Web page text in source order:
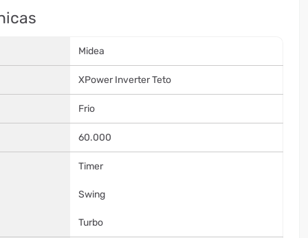
Midea
XPower Inverter Teto
Frio
60.000
Timer
Swing
Turbo